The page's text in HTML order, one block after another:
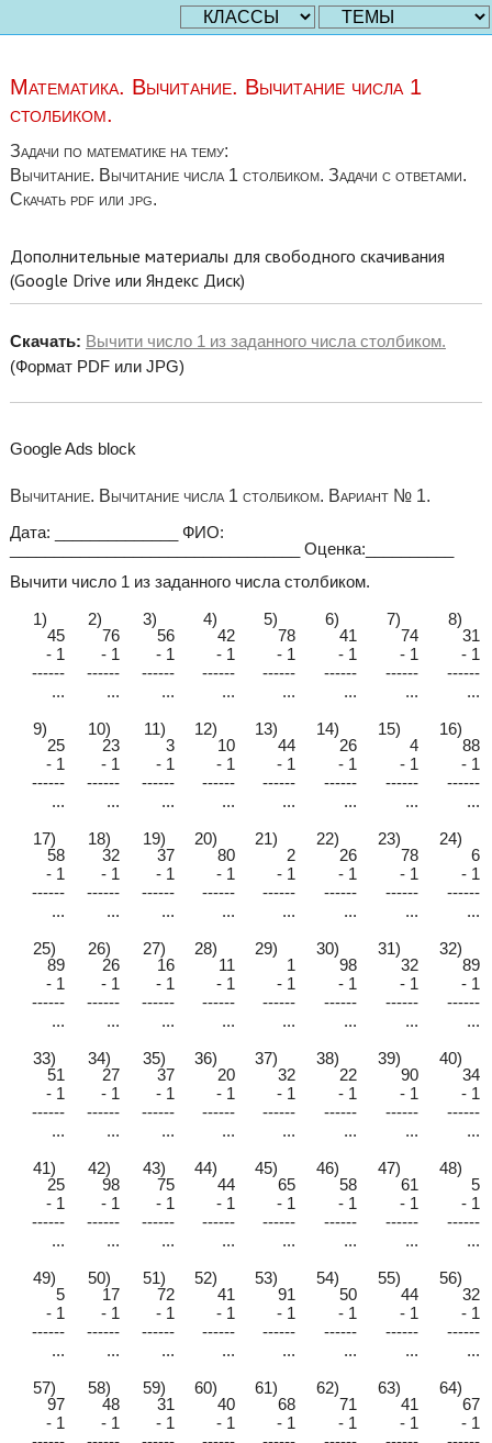
Математика. Вычитание. Вычитание числа 1
столбиком.
Задачи по математике на тему:
Вычитание. Вычитание числа 1 столбиком. Задачи с ответами.
Скачать pdf или jpg.
Дополнительные материалы для свободного скачивания
(Google Drive или Яндекс Диск)
Скачать: Вычити число 1 из заданного числа столбиком.
(Формат PDF или JPG)
Google Ads block
Вычитание. Вычитание числа 1 столбиком. Вариант № 1.
Дата: ______________ ФИО:
_________________________________ Оценка:__________
Вычити число 1 из заданного числа столбиком.
1)
45
2)
76
3)
56
4)
42
5)
78
6)
41
7)
74
8)
31
- 1
- 1 - 1 - 1 - 1 - 1 - 1
- 1
------
------ ------ ------ ------ ------ ------
------
...
... ... ... ... ... ...
...
9)
25
10)
23
11)
3
12)
10
13)
44
14)
26
15)
4
16)
88
- 1
- 1 - 1 - 1 - 1 - 1 - 1
- 1
------
------ ------ ------ ------ ------ ------
------
...
... ... ... ... ... ...
...
17)
58
18)
32
19)
37
20)
80
21)
2
22)
26
23)
78
24)
6
- 1
- 1 - 1 - 1 - 1 - 1 - 1
- 1
------
------ ------ ------ ------ ------ ------
------
...
... ... ... ... ... ...
...
25)
89
26)
26
27)
16
28)
11
29)
1
30)
98
31)
32
32)
89
- 1
- 1 - 1 - 1 - 1 - 1 - 1
- 1
------
------ ------ ------ ------ ------ ------
------
...
... ... ... ... ... ...
...
33)
51
34)
27
35)
37
36)
20
37)
32
38)
22
39)
90
40)
34
- 1
- 1 - 1 - 1 - 1 - 1 - 1
- 1
------
------ ------ ------ ------ ------ ------
------
...
... ... ... ... ... ...
...
41)
25
42)
98
43)
75
44)
44
45)
65
46)
58
47)
61
48)
5
- 1
- 1 - 1 - 1 - 1 - 1 - 1
- 1
------
------ ------ ------ ------ ------ ------
------
...
... ... ... ... ... ...
...
49)
5
50)
17
51)
72
52)
41
53)
91
54)
50
55)
44
56)
32
- 1
- 1 - 1 - 1 - 1 - 1 - 1
- 1
------
------ ------ ------ ------ ------ ------
------
...
... ... ... ... ... ...
...
57)
97
58)
48
59)
31
60)
40
61)
68
62)
71
63)
41
64)
67
- 1
- 1 - 1 - 1 - 1 - 1 - 1
- 1